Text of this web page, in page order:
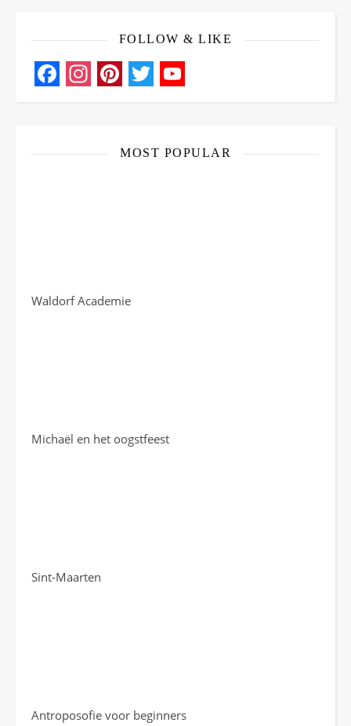
FOLLOW & LIKE
Facebook
Instagram
Pinterest
Twitter
YouTube
MOST POPULAR
Waldorf Academie
Michaël en het oogstfeest
Sint-Maarten
Antroposofie voor beginners